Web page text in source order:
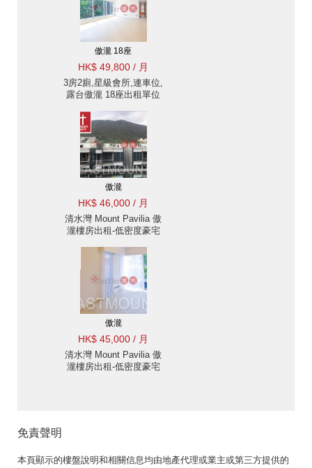
傲瀧 18座
HK$ 49,800 / 月
3房2廁,星級會所,連車位,
露台傲瀧 18座出租單位
傲瀧
HK$ 46,000 / 月
清水灣 Mount Pavilia 傲
瀧樓房出租-低密度豪宅
Eastmount Property 東
豪地產 ID: 2262傲瀧出售
單位
傲瀧
HK$ 45,000 / 月
清水灣 Mount Pavilia 傲
瀧樓房出租-低密度豪宅
免責聲明
本頁顯示的樓盤說明和相關信息均由地產代理或業主或第三方提供的